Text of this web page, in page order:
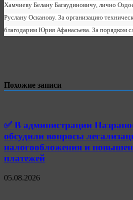
Хамчиеву Белану Багаудиновичу, лично
Руслану Осканову. За организацию
благодарим Юрия Афанасьева. За порядком
Похожие записи
✅ В администрации
обсудили вопросы
налогообложения и
платежей
05.08.2026